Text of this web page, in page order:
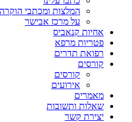
המלצות ומכתבי הוקרה
על מרכז אבישר
אחיות קנאביס
פטריות מרפא
רפואת תדרים
קורסים
קורסים
אירועים
מאמרים
שאלות ותשובות
יצירת קשר